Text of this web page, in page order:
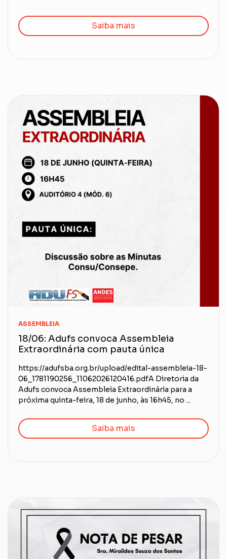
Saiba mais
ASSEMBLEIA
18/06: Adufs convoca Assembleia
Extraordinária com pauta única
https://adufsba.org.br/upload/edital-assembleia-18-
06_1781190256_11062026120416.pdfA Diretoria da
Adufs convoca Assembleia Extraordinária para a
próxima quinta-feira, 18 de junho, às 16h45, no ...
Saiba mais